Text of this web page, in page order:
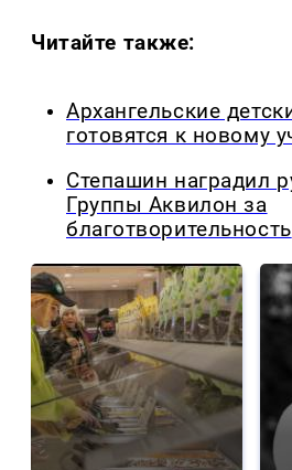
Читайте также:
Архангельские
готовятся к новому
Степашин наградил
Группы Аквилон за
благотворительность